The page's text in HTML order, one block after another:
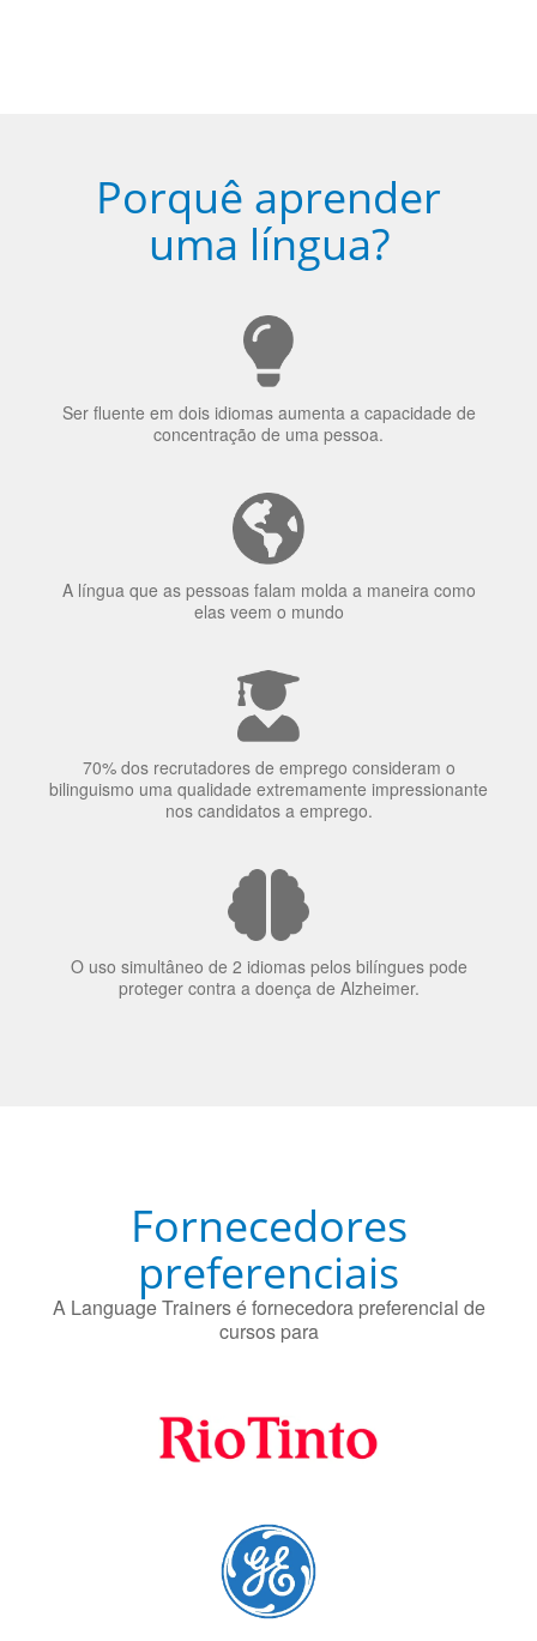
Porquê aprender
uma língua?
Ser fluente em dois idiomas aumenta a capacidade de
concentração de uma pessoa.
A língua que as pessoas falam molda a maneira como
elas veem o mundo
70% dos recrutadores de emprego consideram o
bilinguismo uma qualidade extremamente impressionante
nos candidatos a emprego.
O uso simultâneo de 2 idiomas pelos bilíngues pode
proteger contra a doença de Alzheimer.
Fornecedores
preferenciais
A Language Trainers é fornecedora preferencial de
cursos para